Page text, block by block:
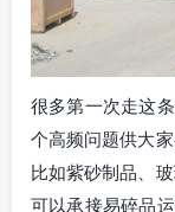
很多第一次走这
个高频问题供大
比如紫砂制品、
可以承接易碎品